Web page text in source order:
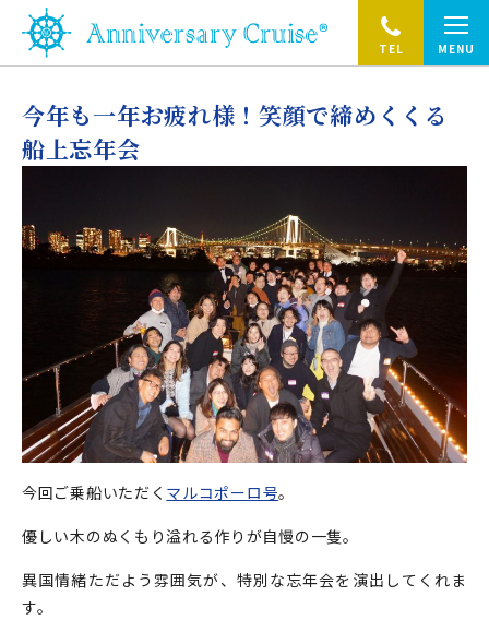
TEL MENU
今年も一年お疲れ様！笑顔で締めくくる
船上忘年会
今回ご乗船いただく マルコポーロ号。
優しい木のぬくもり溢れる作りが自慢の一隻。
異国情緒ただよう雰囲気が、特別な忘年会を演出してくれま
す。